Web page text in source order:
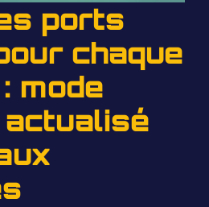
ports
chaque
mode
actualisé